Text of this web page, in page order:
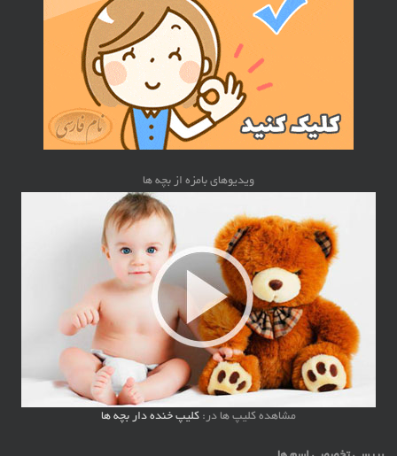
ویدیوهای بامزه از بچه ها
مشاهده کلیپ ها در: کلیپ خنده دار بچه ها